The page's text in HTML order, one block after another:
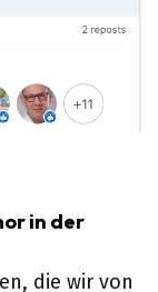
in der
die wir von